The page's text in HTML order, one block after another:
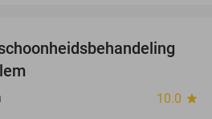
74%
10.0 star